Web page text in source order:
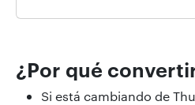
¿Por qué convertir
Si está cambiando de